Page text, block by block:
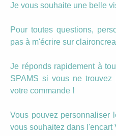
de
Boucles
hameçon
zag
jaunes
Étiquettes :boucle,
quel
de boucles.
Je vous souhaite une belle
Pour toutes questions,
pas à m'écrire sur
Je réponds rapidement à
SPAMS si vous ne
votre commande !
Vous pouvez personnaliser
vous souhaitez dans